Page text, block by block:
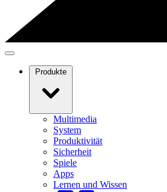
Produkte
Multimedia
System
Produktivität
Sicherheit
Spiele
Apps
Lernen und Wissen